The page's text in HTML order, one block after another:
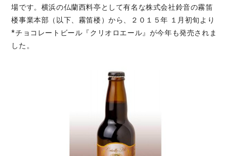
場です。横浜の仏蘭西料亭として有名な株式会社鈴音の霧笛
楼事業本部（以下、霧笛楼）から、２０１５年 １月初旬より
*チョコレートビール『クリオロエール』が今年も発売されま
した。